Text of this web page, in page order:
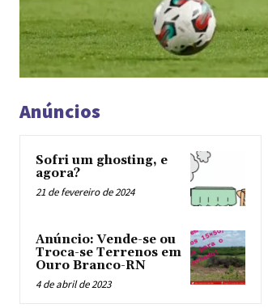
Anúncios
Sofri um ghosting, e
agora?
21 de fevereiro de 2024
Anúncio: Vende-se ou
Troca-se Terrenos em
Ouro Branco-RN
4 de abril de 2023